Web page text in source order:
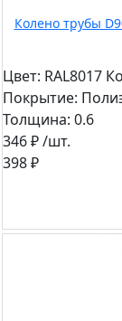
Колено трубы
Цвет: RAL8017
Покрытие:
Толщина: 0.6
346 ₽/шт.
398 ₽